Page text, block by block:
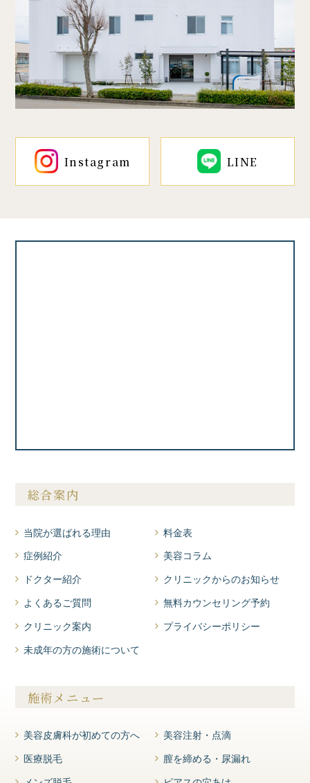
Instagram LINE
総合案内
当院が選ばれる理由
症例紹介
ドクター紹介
よくあるご質問
クリニック案内
未成年の方の施術について
料金表
美容コラム
クリニックからのお知らせ
無料カウンセリング予約
プライバシーポリシー
施術メニュー
美容皮膚科が初めての方へ
医療脱毛
美容注射・点滴
膣を締める・尿漏れ